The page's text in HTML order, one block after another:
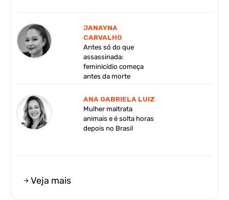
JANAYNA
CARVALHO
Antes só do que
assassinada:
feminicídio começa
antes da morte
ANA GABRIELA LUIZ
Mulher maltrata
animais e é solta horas
depois no Brasil
Veja mais